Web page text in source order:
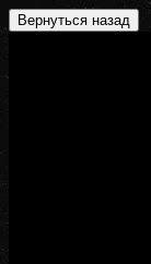
Вернуться назад